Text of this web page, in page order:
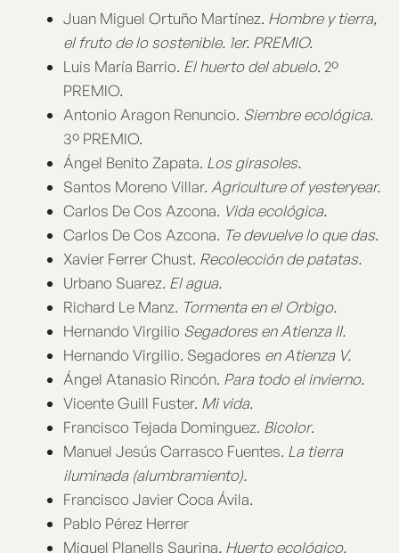
Juan Miguel Ortuño Martínez. Hombre y tierra,
el fruto de lo sostenible. 1er. PREMIO.
Luis María Barrio. El huerto del abuelo. 2º
PREMIO.
Antonio Aragon Renuncio. Siembreecológica.
3º PREMIO.
Ángel Benito Zapata. Los girasoles.
Santos Moreno Villar. Agriculture of yesteryear.
Carlos De Cos Azcona. Vida ecológica.
Carlos De Cos Azcona. Te devuelve lo que das.
Xavier Ferrer Chust. Recolección de patatas.
Urbano Suarez. El agua.
Richard Le Manz. Tormenta en el Orbigo.
Hernando Virgilio Segadores en Atienza II.
Hernando Virgilio. Segadores en Atienza V.
Ángel Atanasio Rincón. Para todo el invierno.
Vicente Guill Fuster. Mi vida.
Francisco Tejada Dominguez. Bicolor.
Manuel Jesús Carrasco Fuentes. La tierra
iluminada (alumbramiento).
Francisco Javier Coca Ávila.
Pablo Pérez Herrer
Miquel Planells Saurina. Huerto ecológico.